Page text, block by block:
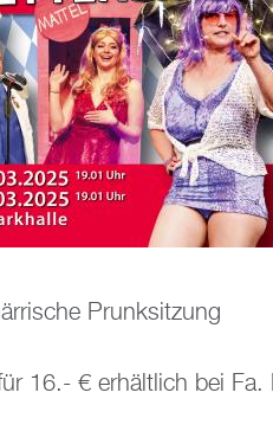
Prunk­sit­zung
16.- € er­hält­lich bei